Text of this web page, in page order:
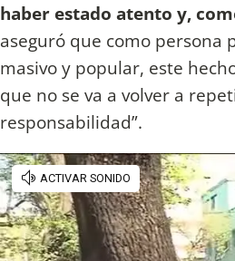
haber estado atento y,
aseguró que como persona
masivo y popular, este
que no se va a volver a
responsabilidad”.